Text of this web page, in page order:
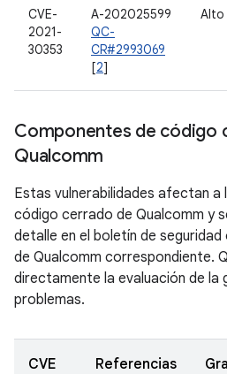
CVE-
2021-
30353
A-202025599
QC-
CR#2993069
[2]
Alto
Componentes de código
Qualcomm
Estas vulnerabilidades afectan
código cerrado de Qualcomm y
detalle en el boletín de
de Qualcomm correspondiente.
directamente la evaluación de la
problemas.
CVE Referencias